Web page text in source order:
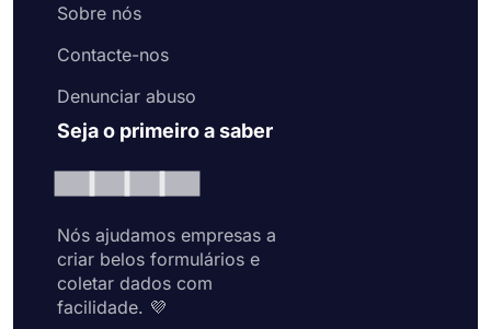
Sobre nós
Contacte-nos
Denunciar abuso
Seja o primeiro a saber
Nós ajudamos empresas a
criar belos formulários e
coletar dados com
facilidade. 💜